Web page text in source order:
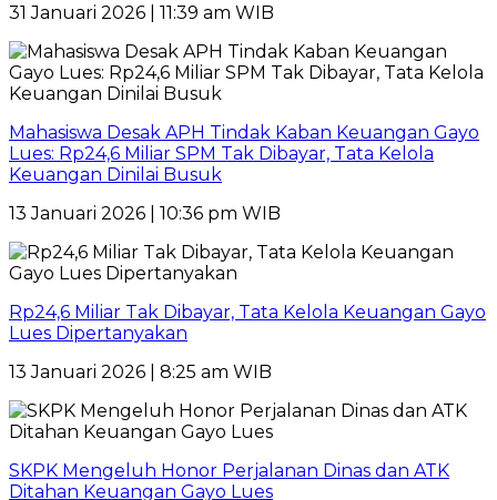
31 Januari 2026 | 11:39 am WIB
Mahasiswa Desak APH Tindak Kaban Keuangan Gayo
Lues: Rp24,6 Miliar SPM Tak Dibayar, Tata Kelola
Keuangan Dinilai Busuk
13 Januari 2026 | 10:36 pm WIB
Rp24,6 Miliar Tak Dibayar, Tata Kelola Keuangan Gayo
Lues Dipertanyakan
13 Januari 2026 | 8:25 am WIB
SKPK Mengeluh Honor Perjalanan Dinas dan ATK
Ditahan Keuangan Gayo Lues